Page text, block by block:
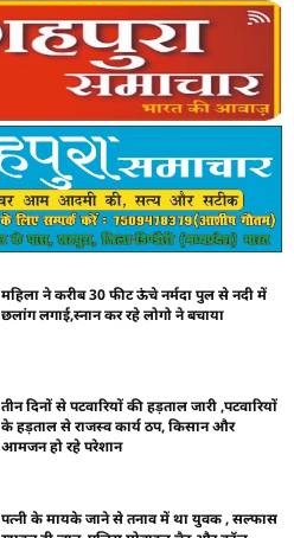
महिला ने करीब 30 फीट ऊंचे नर्मदा पुल से नदी में
छलांग लगाई,स्नान कर रहे लोगो ने बचाया
तीन दिनों से पटवारियों की हड़ताल जारी ,पटवारियों
के हड़ताल से राजस्व कार्य ठप, किसान और
आमजन हो रहे परेशान
पत्नी के मायके जाने से तनाव में था युवक , सल्फास